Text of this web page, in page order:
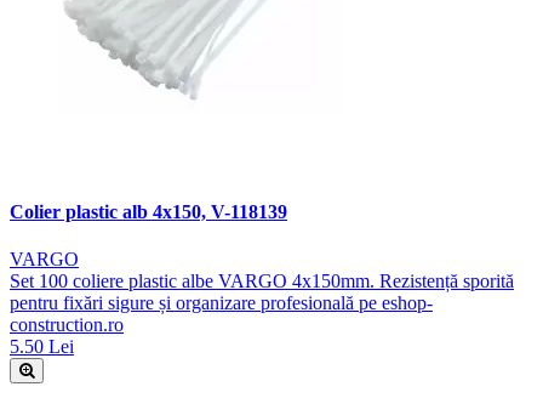
Colier plastic alb 4x150, V-118139
VARGO
Set 100 coliere plastic albe VARGO 4x150mm. Rezistență sporită
pentru fixări sigure și organizare profesională pe eshop-
construction.ro
5.50 Lei